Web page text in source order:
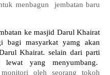
menbagun
jembatan baru
ke masjid Darul Khairat
bagi masyarkat yamg akan
Khairat. selain dari parti
yang menyumbang.
oleh seorang tokoh